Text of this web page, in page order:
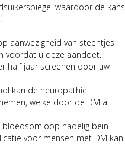
waar­door de kans
aan­wezigheid van steen­t­jes
voor­dat u deze aan­doet.
half jaar scree­nen door uw
kan de neu­ropathie
welke door de DM al
bloed­som­loop nadelig beïn­
voor mensen met DM kan